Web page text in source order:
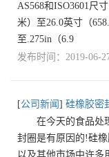
AS568和ISO3601
米）至26.0英寸（
至.275in（6.9
发布时间：2019-06-
[公司新闻 ] 硅橡胶密
在今天的食品处理
封圈是有原因的!硅
以及其他市场中许多